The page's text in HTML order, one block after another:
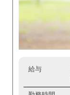
給与